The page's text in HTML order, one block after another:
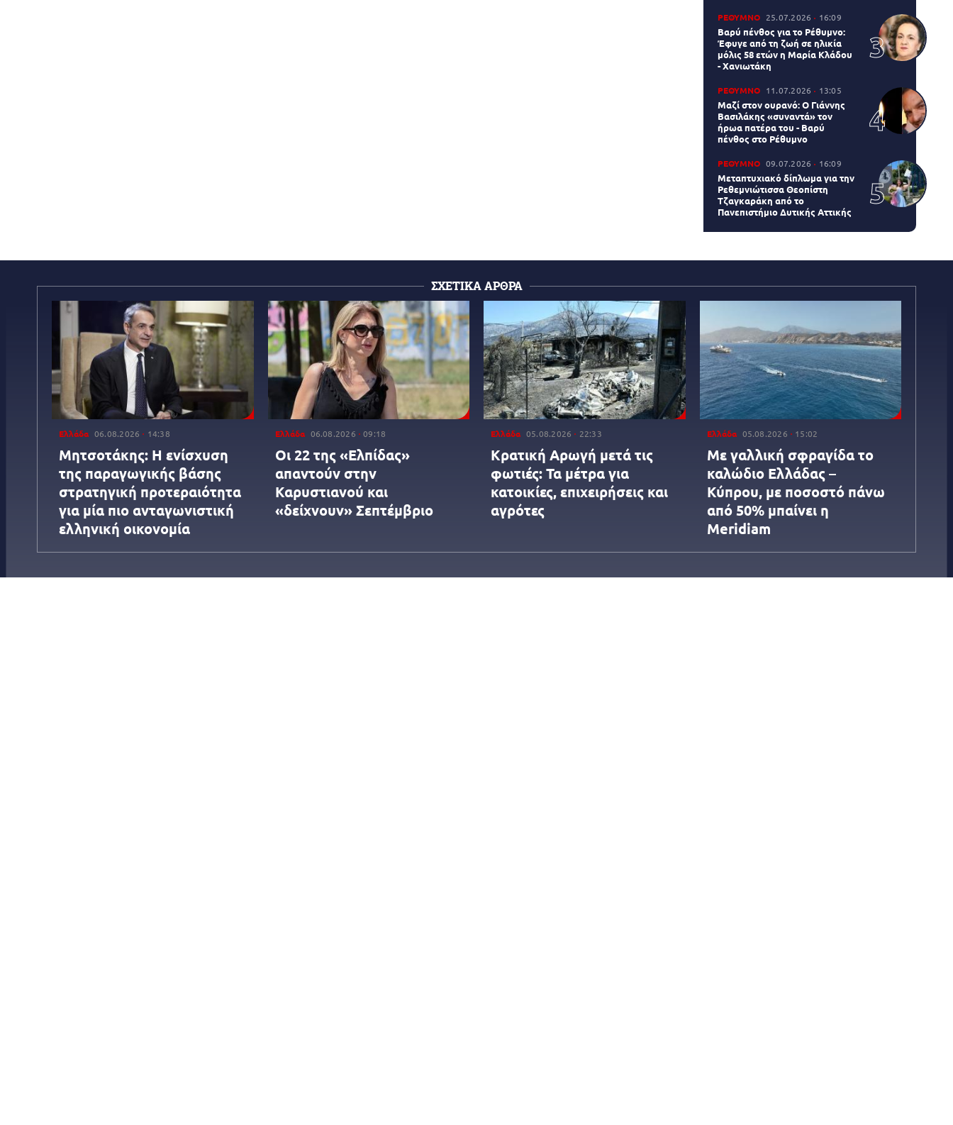
ΡΕΘΥΜΝΟ 25.07.2026 16:09
Βαρύ πένθος για το Ρέθυμνο:
Έφυγε από τη ζωή σε ηλικία
μόλις 58 ετών η Μαρία Κλάδου
- Χανιωτάκη
ΡΕΘΥΜΝΟ 11.07.2026 13:05
Μαζί στον ουρανό: Ο Γιάννης
Βασιλάκης «συναντά» τον
ήρωα πατέρα του - Βαρύ
πένθος στο Ρέθυμνο
ΡΕΘΥΜΝΟ 09.07.2026 16:09
Μεταπτυχιακό δίπλωμα για την
Ρεθεμνιώτισσα Θεοπίστη
Τζαγκαράκη από το
Πανεπιστήμιο Δυτικής Αττικής
ΣΧΕΤΙΚΑ ΑΡΘΡΑ
Ελλάδα 06.08.2026 14:38
Μητσοτάκης: Η ενίσχυση
της παραγωγικής βάσης
στρατηγική προτεραιότητα
για μία πιο ανταγωνιστική
ελληνική οικονομία
Ελλάδα 06.08.2026 09:18
Οι 22 της «Ελπίδας»
απαντούν στην
Καρυστιανού και
«δείχνουν» Σεπτέμβριο
Ελλάδα 05.08.2026 22:33
Κρατική Αρωγή μετά τις
φωτιές: Τα μέτρα για
κατοικίες, επιχειρήσεις και
αγρότες
Ελλάδα 05.08.2026 15:02
Με γαλλική σφραγίδα το
καλώδιο Ελλάδας –
Κύπρου, με ποσοστό πάνω
από 50% μπαίνει η
Meridiam